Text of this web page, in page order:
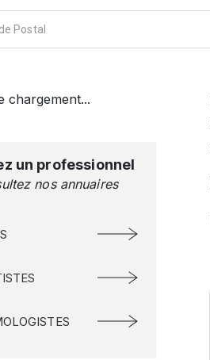
chargement...
un professionnel
nos annuaires